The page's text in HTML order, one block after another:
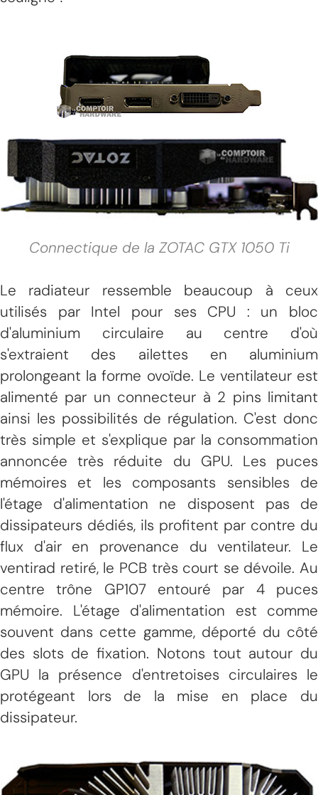
Connectique de la ZOTAC GTX 1050 Ti
Le radiateur ressemble beaucoup à ceux
utilisés par Intel pour ses CPU : un bloc
d'aluminium circulaire au centre d'où
s'extraient des ailettes en aluminium
prolongeant la forme ovoïde. Le ventilateur est
alimenté par un connecteur à 2 pins limitant
ainsi les possibilités de régulation. C'est donc
très simple et s'explique par la consommation
annoncée très réduite du GPU. Les puces
mémoires et les composants sensibles de
l'étage d'alimentation ne disposent pas de
dissipateurs dédiés, ils profitent par contre du
flux d'air en provenance du ventilateur. Le
ventirad retiré, le PCB très court se dévoile. Au
centre trône GP107 entouré par 4 puces
mémoire. L'étage d'alimentation est comme
souvent dans cette gamme, déporté du côté
des slots de fixation. Notons tout autour du
GPU la présence d'entretoises circulaires le
protégeant lors de la mise en place du
dissipateur.